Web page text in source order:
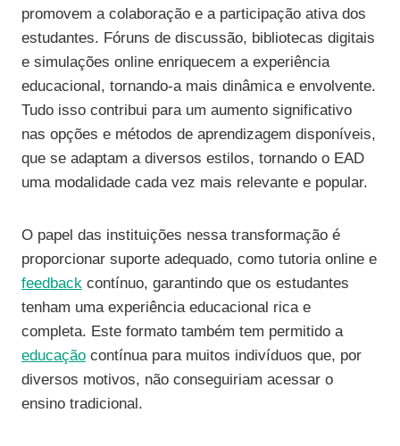
promovem a colaboração e a participação ativa dos
estudantes. Fóruns de discussão, bibliotecas digitais
e simulações online enriquecem a experiência
educacional, tornando-a mais dinâmica e envolvente.
Tudo isso contribui para um aumento significativo
nas opções e métodos de aprendizagem disponíveis,
que se adaptam a diversos estilos, tornando o EAD
uma modalidade cada vez mais relevante e popular.
O papel das instituições nessa transformação é
proporcionar suporte adequado, como tutoria online e
feedback contínuo, garantindo que os estudantes
tenham uma experiência educacional rica e
completa. Este formato também tem permitido a
educação contínua para muitos indivíduos que, por
diversos motivos, não conseguiriam acessar o
ensino tradicional.